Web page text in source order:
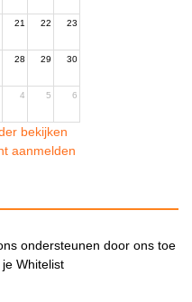
21 22 23
28 29 30
4 5 6
bekijken
aanmelden
ondersteunen door ons toe
Whitelist